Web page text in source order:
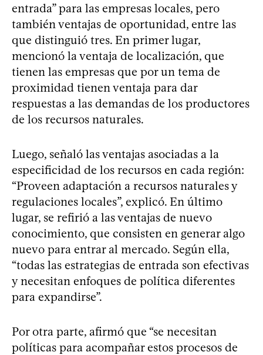
entrada” para las empresas locales, pero
también ventajas de oportunidad, entre las
que distinguió tres. En primer lugar,
mencionó la ventaja de localización, que
tienen las empresas que por un tema de
proximidad tienen ventaja para dar
respuestas a las demandas de los productores
de los recursos naturales.
Luego, señaló las ventajas asociadas a la
especificidad de los recursos en cada región:
“Proveen adaptación a recursos naturales y
regulaciones locales”, explicó. En último
lugar, se refirió a las ventajas de nuevo
conocimiento, que consisten en generar algo
nuevo para entrar al mercado. Según ella,
“todas las estrategias de entrada son efectivas
y necesitan enfoques de política diferentes
para expandirse”.
Por otra parte, afirmó que “se necesitan
políticas para acompañar estos procesos de